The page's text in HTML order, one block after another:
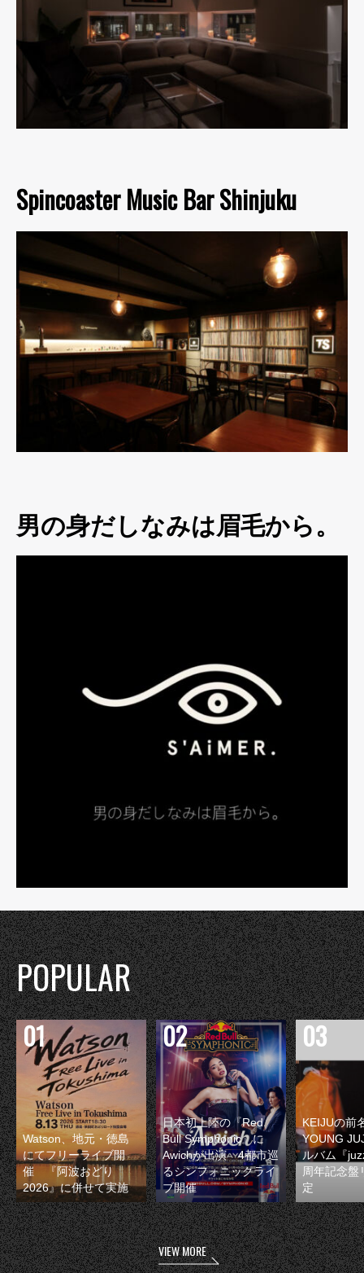
Spincoaster Music Bar Shinjuku
男の身だしなみは眉毛から。
POPULAR
Watson、地元・徳島
にてフリーライブ開
催 『阿波おどり
2026』に併せて実施
日本初上陸の『Red
Bull Symphonic』に
Awichが出演 4都市巡
るシンフォニックライ
ブ開催
KEIJUの前
YOUNG
ルバム『
周年記念盤
定
VIEW MORE